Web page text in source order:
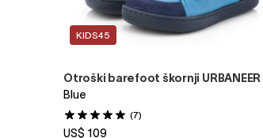
KIDS45
Otroški barefoot škornji URBANEER
Blue
(7)
US$ 109